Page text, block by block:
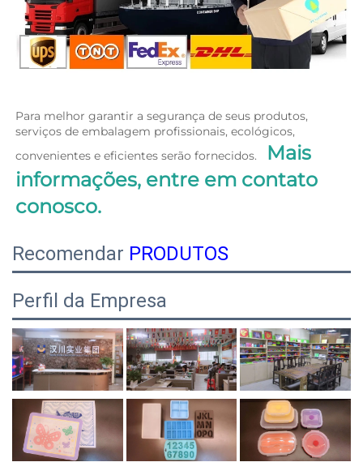
Para melhor garantir a segurança de seus produtos,
serviços de embalagem profissionais, ecológicos,
convenientes e eficientes serão fornecidos.
Mais
informações, entre em contato
conosco.
Recomendar PRODUTOS
Perfil da Empresa